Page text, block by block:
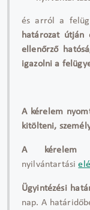
és arról a
határozat útján
ellenőrző
igazolni a
A kérelem
kitölteni,
A kérelem
nyilvántartási
Ügyintézési
nap. A